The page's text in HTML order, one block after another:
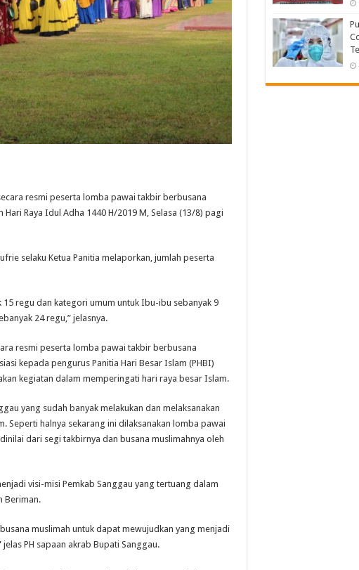
resmi peserta lomba pawai takbir berbusana
Raya Idul Adha 1440 H/2019 M, Selasa (13/8) pagi
selaku Ketua Panitia melaporkan, jumlah peserta
regu dan kategori umum untuk Ibu-ibu sebanyak 9
24 regu,” jelasnya.
resmi peserta lomba pawai takbir berbusana
kepada pengurus Panitia Hari Besar Islam (PHBI)
kegiatan dalam memperingati hari raya besar Islam.
yang sudah banyak melakukan dan melaksanakan
Seperti halnya sekarang ini dilaksanakan lomba pawai
dari segi takbirnya dan busana muslimahnya oleh
visi-misi Pemkab Sanggau yang tertuang dalam
Beriman.
muslimah untuk dapat mewujudkan yang menjadi
PH sapaan akrab Bupati Sanggau.